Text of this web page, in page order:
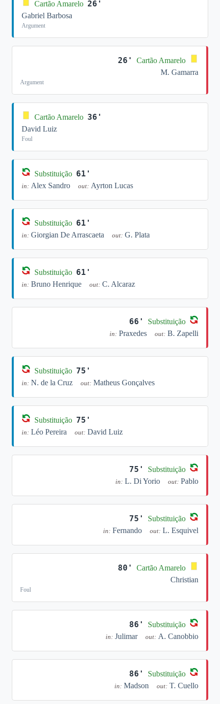
Cartão Amarelo 26'
Gabriel Barbosa
Argument
26'
Cartão Amarelo
M. Gamarra
Argument
Cartão Amarelo 36'
David Luiz
Foul
Substituição 61'
in: Alex Sandro out: Ayrton Lucas
Substituição 61'
in: Giorgian De Arrascaeta out: G. Plata
Substituição 61'
in: Bruno Henrique out: C. Alcaraz
66' Substituição
in: Praxedes out: B. Zapelli
Substituição 75'
in: N. de la Cruz out: Matheus Gonçalves
Substituição 75'
in: Léo Pereira out: David Luiz
75' Substituição
in: L. Di Yorio out: Pablo
75' Substituição
in: Fernando out: L. Esquivel
80'
Cartão Amarelo
Christian
Foul
86' Substituição
in: Julimar out: A. Canobbio
86' Substituição
in: Madson out: T. Cuello